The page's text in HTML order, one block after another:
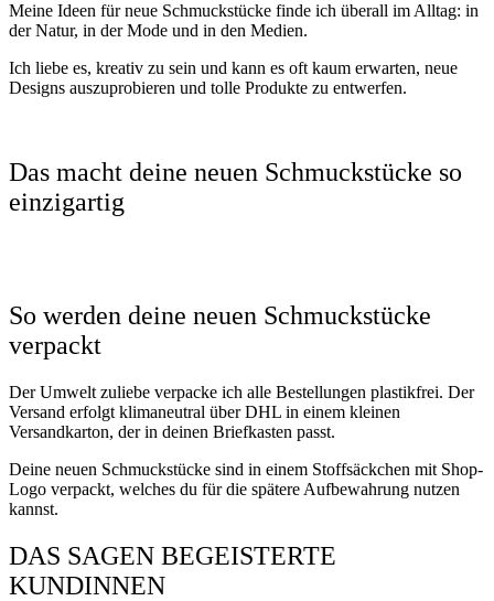
Meine Ideen für neue Schmuckstücke finde ich überall im Alltag: in
der Natur, in der Mode und in den Medien.
Ich liebe es, kreativ zu sein und kann es oft kaum erwarten, neue
Designs auszuprobieren und tolle Produkte zu entwerfen.
Das macht deine neuen Schmuckstücke so
einzigartig
So werden deine neuen Schmuckstücke
verpackt
Der Umwelt zuliebe verpacke ich alle Bestellungen plastikfrei. Der
Versand erfolgt klimaneutral über DHL in einem kleinen
Versandkarton, der in deinen Briefkasten passt.
Deine neuen Schmuckstücke sind in einem Stoffsäckchen mit Shop-
Logo verpackt, welches du für die spätere Aufbewahrung nutzen
kannst.
DAS SAGEN BEGEISTERTE
KUNDINNEN